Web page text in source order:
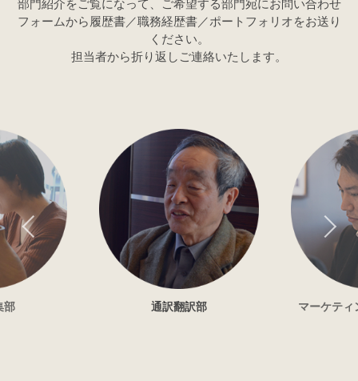
フォームから履歴書／職務経歴書／ポートフォリオをお送り
ください。
担当者から折り返しご連絡いたします。
通訳翻訳部
マーケティング